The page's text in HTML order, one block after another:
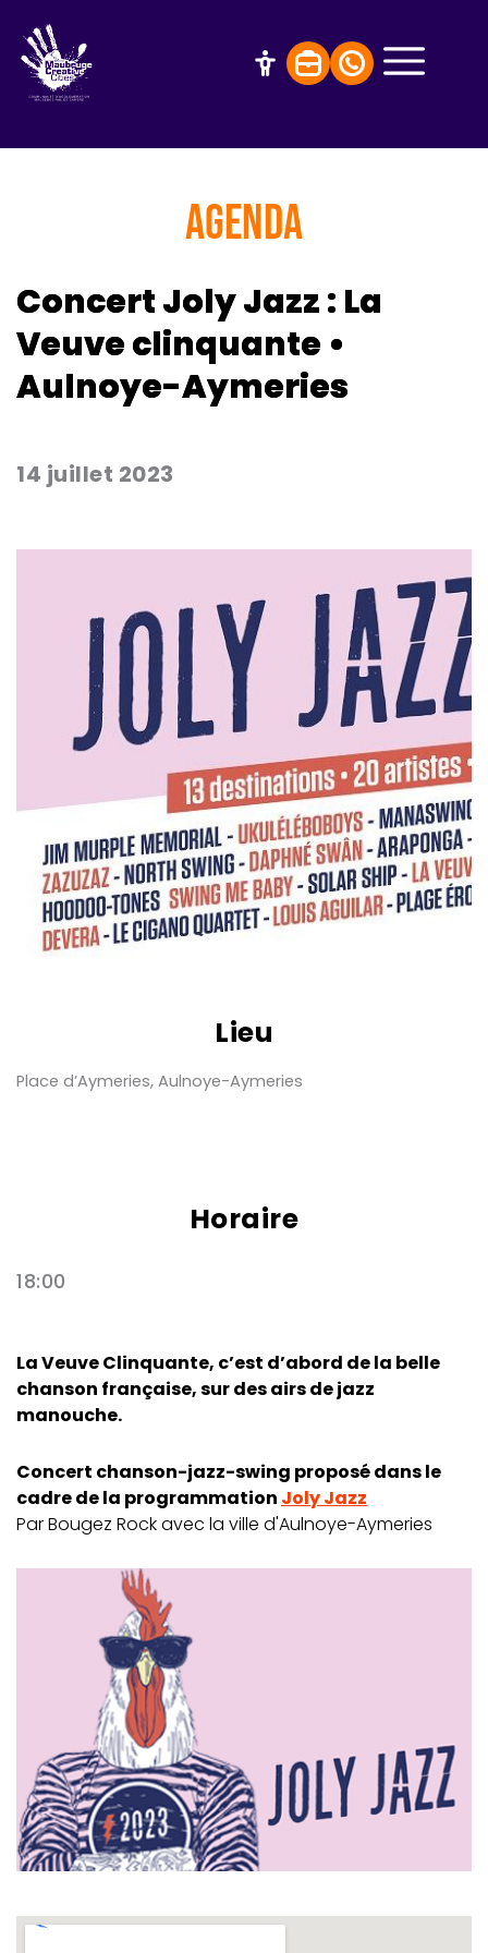
AGENDA
Concert Joly Jazz : La
Veuve clinquante •
Aulnoye-Aymeries
14 juillet 2023
Lieu
Place d’Aymeries, Aulnoye-Aymeries
Horaire
18:00
La Veuve Clinquante, c’est d’abord de la belle
chanson française, sur des airs de jazz
manouche.
Concert chanson-jazz-swing proposé dans le
cadre de la programmation Joly Jazz
Par Bougez Rock avec la ville d'Aulnoye-Aymeries